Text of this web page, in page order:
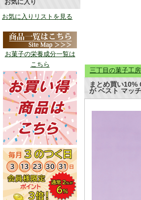
お気に入り
お気に入りリストを見る
お菓子の栄養成分一覧は
こちら
三丁目の菓子工
まとめ買い
が ベスト マッ